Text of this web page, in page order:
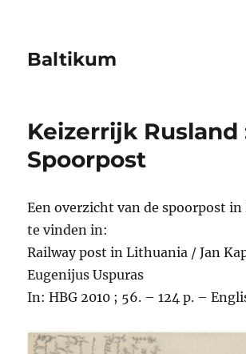
Baltikum
Keizerrijk Rusland
Spoorpost
Een overzicht van de spoorpost
te vinden in:
Railway post in Lithuania / Jan
Eugenijus Uspuras
In: HBG 2010 ; 56. – 124 p. –